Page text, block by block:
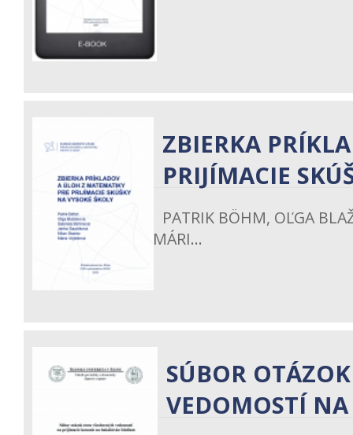
ZBIERKA
PRIJÍMACIE
PATRIK BÖHM, OĽGA
MILAN STACHO, MÁRI...
SÚBOR
VEDOMOSTÍ